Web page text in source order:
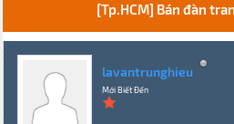
[Tp.HCM] Bán đàn
lavantrunghieu
Mới Biết Đến